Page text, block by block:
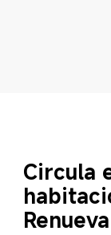
Circula